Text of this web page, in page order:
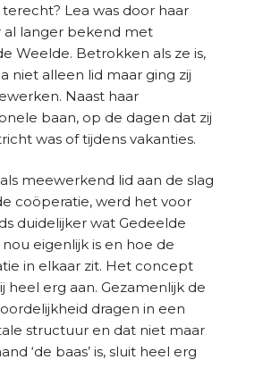
Lea was door haar
al langer bekend met
Weelde. Betrokken als ze is,
niet alleen lid maar ging zij
Naast haar
baan, op de dagen dat zij
was of tijdens vakanties.
als meewerkend lid aan de slag
coöperatie, werd het voor
duidelijker wat Gedeelde
eigenlijk is en hoe de
in elkaar zit. Het concept
heel erg aan. Gezamenlijk de
dragen in een
structuur en dat niet maar
‘de baas’ is, sluit heel erg